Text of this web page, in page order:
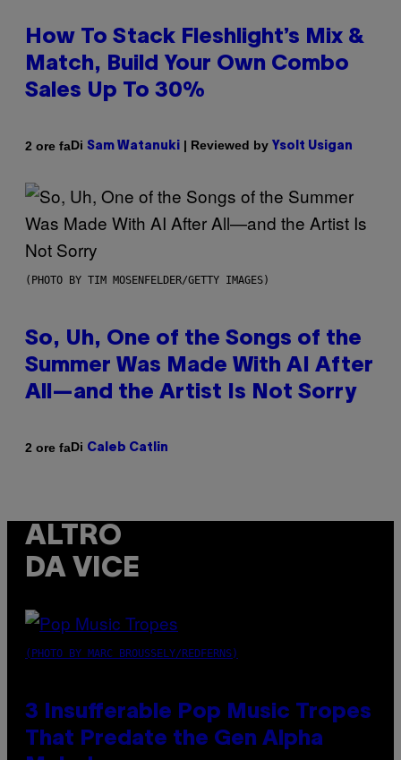
How To Stack Fleshlight’s Mix &
Match, Build Your Own Combo
Sales Up To 30%
2 ore faDi Sam Watanuki | Reviewed by Ysolt Usigan
(PHOTO BY TIM MOSENFELDER/GETTY IMAGES)
So, Uh, One of the Songs of the
Summer Was Made With AI After
All—and the Artist Is Not Sorry
2 ore faDi Caleb Catlin
ALTRO
DA VICE
(PHOTO BY MARC BROUSSELY/REDFERNS)
3 Insufferable Pop Music Tropes
That Predate the Gen Alpha